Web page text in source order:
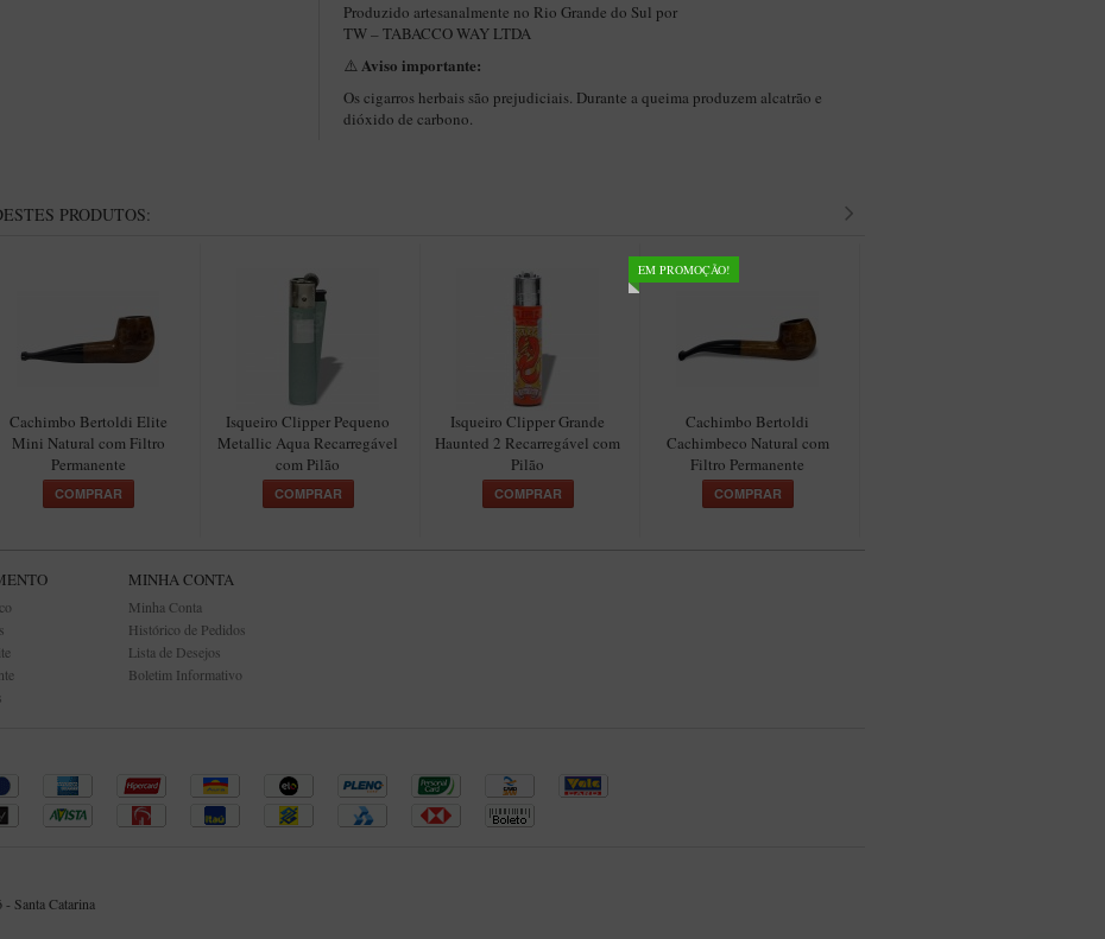
Produzido artesanalmente no Rio Grande do Sul por
TW – TABACCO WAY LTDA
⚠️Aviso importante:
Os cigarros herbais são prejudiciais. Durante a queima produzem alcatrão e
dióxido de carbono.
PRODUTOS:
Cachimbo Bertoldi Elite
Mini Natural com Filtro
Permanente
COMPRAR
Isqueiro Clipper Pequeno
Metallic Aqua Recarregável
com Pilão
COMPRAR
Isqueiro Clipper Grande
Haunted 2 Recarregável com
Pilão
COMPRAR
EM PROMOÇÃO!
Cachimbo Bertoldi
Cachimbeco Natural com
Filtro Permanente
COMPRAR
MINHA CONTA
Minha Conta
Histórico de Pedidos
Lista de Desejos
Boletim Informativo
Santa Catarina